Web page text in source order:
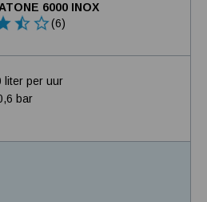
6000 INOX
(6)
liter per uur
bar